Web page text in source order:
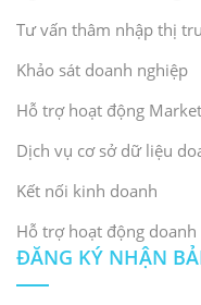
Tư vấn thâm nhập thị
Khảo sát doanh nghiệp
Hỗ trợ hoạt động
Dịch vụ cơ sở dữ liệu
Kết nối kinh doanh
Hỗ trợ hoạt động doanh
ĐĂNG KÝ NHẬN